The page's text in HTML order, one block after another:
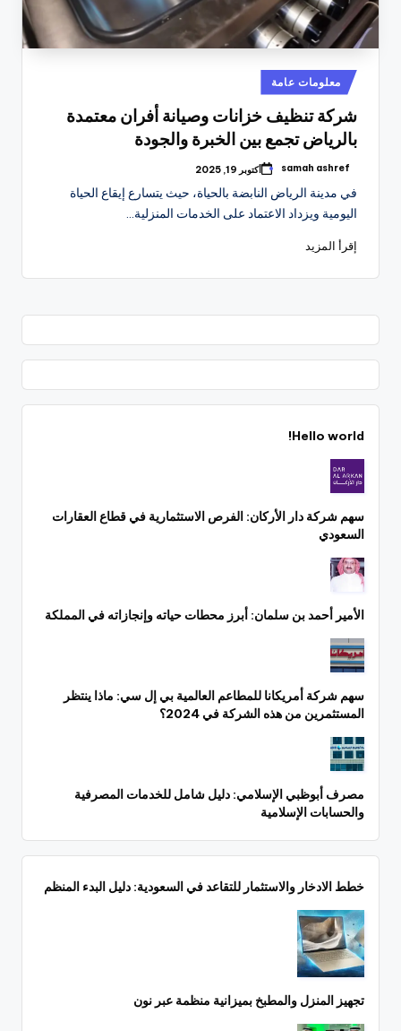
نُشر
في
معلومات عامة
شركة تنظيف خزانات وصيانة أفران معتمدة
بالرياض تجمع بين الخبرة والجودة
تمّ
بواسطة
samah ashref أكتوبر 19, 2025
في مدينة الرياض النابضة بالحياة، حيث يتسارع إيقاع الحياة
اليومية ويزداد الاعتماد على الخدمات المنزلية…
إقرأ المزيد
Hello world!
سهم شركة دار الأركان: الفرص الاستثمارية في قطاع العقارات
السعودي
الأمير أحمد بن سلمان: أبرز محطات حياته وإنجازاته في المملكة
سهم شركة أمريكانا للمطاعم العالمية بي إل سي: ماذا ينتظر
المستثمرين من هذه الشركة في 2024؟
مصرف أبوظبي الإسلامي: دليل شامل للخدمات المصرفية
والحسابات الإسلامية
خطط الادخار والاستثمار للتقاعد في السعودية: دليل البدء المنظم
تجهيز المنزل والمطبخ بميزانية منظمة عبر نون